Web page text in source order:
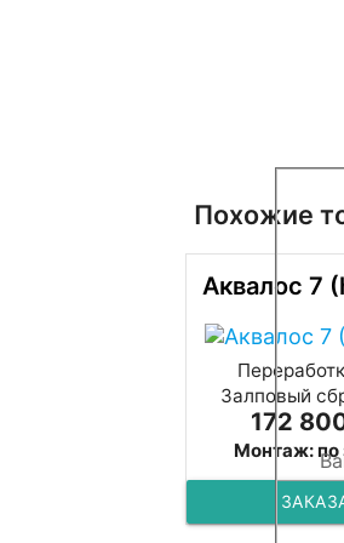
Похожие
Аквалос 7
Залповый
172
Монтаж: по